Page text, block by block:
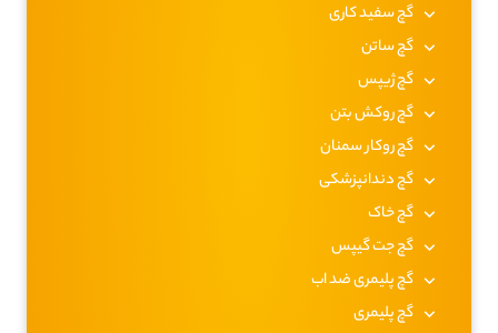
گچ سفید کاری
گچ ساتن
گچ ژیپس
گچ روکش بتن
گچ روکار سمنان
گچ دندانپزشکی
گچ خاک
گچ جت گیپس
گچ پلیمری ضد اب
گچ پلیمری